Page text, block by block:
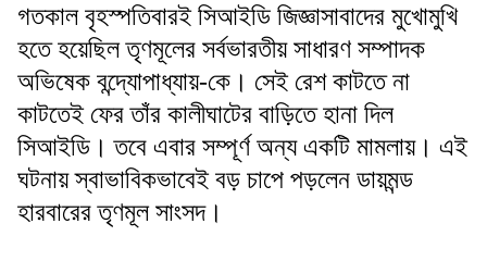
গতকাল বৃহস্পতিবারই সিআইডি জিজ্ঞাসাবাদের মুখোমুখি
হতে হয়েছিল তৃণমূলের সর্বভারতীয় সাধারণ সম্পাদক
অভিষেক বন্দ্যোপাধ্যায়-কে। সেই রেশ কাটতে না
কাটতেই ফের তাঁর কালীঘাটের বাড়িতে হানা দিল
সিআইডি। তবে এবার সম্পূর্ণ অন্য একটি মামলায়। এই
ঘটনায় স্বাভাবিকভাবেই বড় চাপে পড়লেন ডায়মন্ড
হারবারের তৃণমূল সাংসদ।